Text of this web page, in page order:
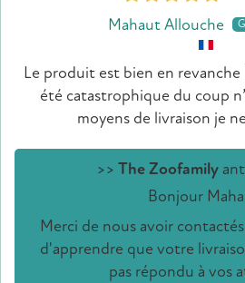
Mahaut Allouche
Le produit est bien en revanche
été catastrophique du coup
moyens de livraison je
>> The Zoofamily
Bonjour
Merci de nous avoir
d'apprendre que votre
pas répondu à vos